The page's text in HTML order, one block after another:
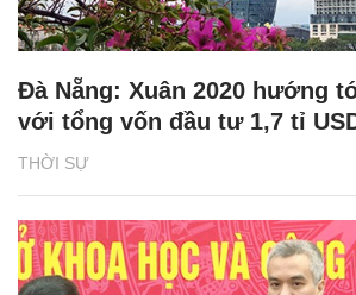
THỜI SỰ
Đà Nẵng: Xuân 2020 hướng
với tổng vốn đầu tư 1,7 tỉ